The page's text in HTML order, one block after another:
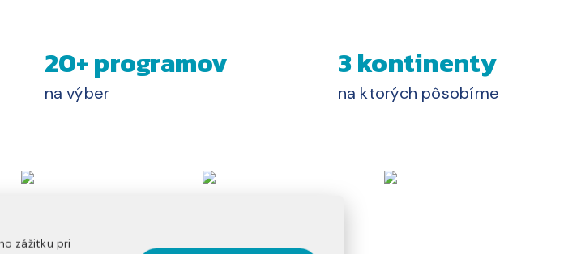
20+ programov
na výber
3 kontinenty
na ktorých pôsobíme
zážitku pri